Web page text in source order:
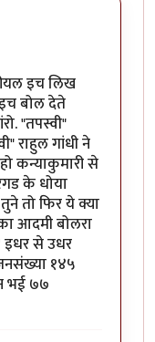
असावे की...
इच लिख
बोल देते
"तपस्वी"
राहुल गांधी ने
कन्याकुमारी से
के धोया
तो फिर ये क्या
आदमी बोलरा
इधर से उधर
१४५
भई ७७